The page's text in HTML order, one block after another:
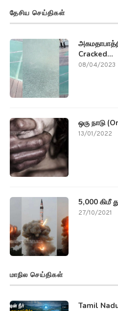
தேசிய செய்திகள்
Cracked...
08/04/2023
ஒரு நாடு
13/01/2022
5,000 கிமீ
27/10/2021
மாநில செய்திகள்
Tamil